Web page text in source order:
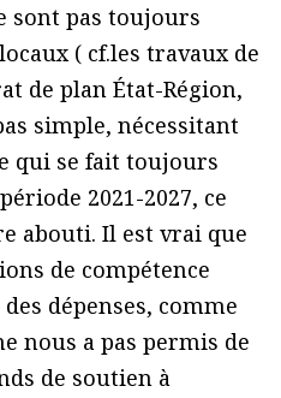
sont pas toujours
( cf.les travaux de
de plan État-Région,
simple, nécessitant
qui se fait toujours
2021-2027, ce
abouti. Il est vrai que
de compétence
dépenses, comme
nous a pas permis de
de soutien à